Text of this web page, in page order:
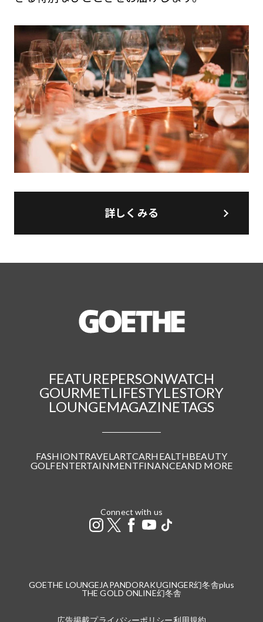
詳しくみる
FEATUREPERSONWATCH
GOURMETLIFESTYLESTORY
LOUNGEMAGAZINETAGS
FASHIONTRAVEL ARTCARHEALTHBEAUTY
GOLFENTERTAINMENTFINANCEAND MORE
Connect with us
GOETHE LOUNGE JAPANDORAKUGINGER幻冬舎plus
THE GOLD ONLINE幻冬舎
広告掲載プライバシーポリシー利用規約